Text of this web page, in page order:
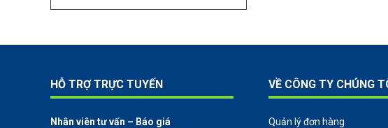
HỖ TRỢ TRỰC TUYẾN
Nhân viên tư vấn – Báo giá
VỀ CÔNG TY CHÚNG
Quản lý đơn hàng